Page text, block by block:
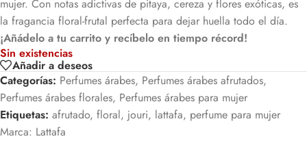
mujer. Con notas adictivas de pitaya, cereza y flores exóticas, es
la fragancia floral-frutal perfecta para dejar huella todo el día.
¡Añádelo a tu carrito y recíbelo en tiempo récord!
Sin existencias
Añadir a deseos
Categorías: Perfumes árabes, Perfumes árabes afrutados,
Perfumes árabes florales, Perfumes árabes para mujer
Etiquetas: afrutado, floral, jouri, lattafa, perfume para mujer
Marca: Lattafa